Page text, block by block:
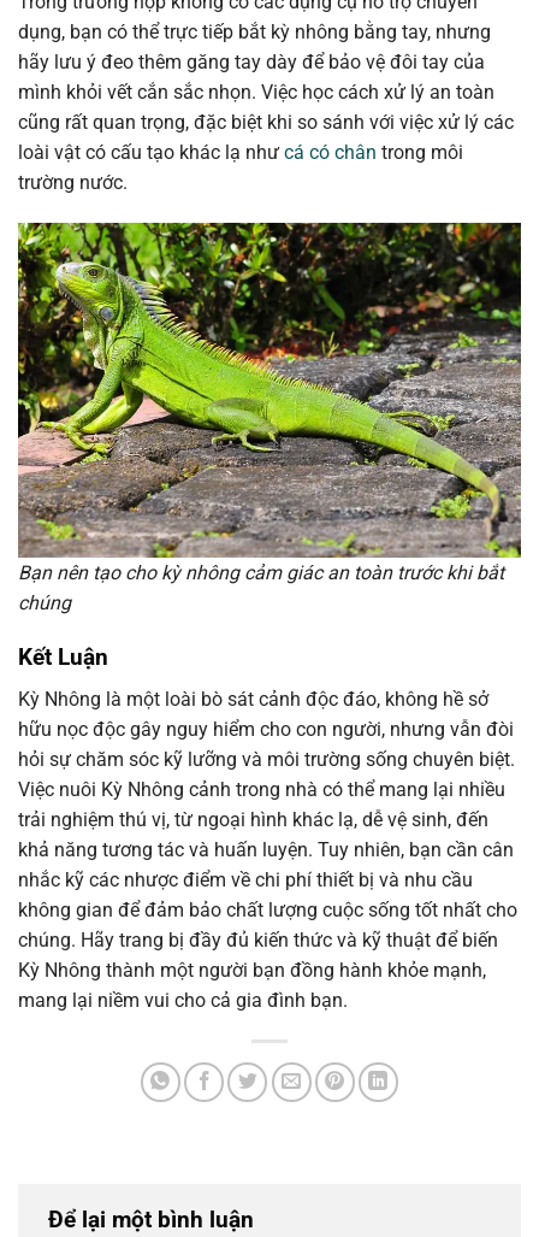
dụng, bạn có thể trực tiếp bắt kỳ nhông bằng tay, nhưng
hãy lưu ý đeo thêm găng tay dày để bảo vệ đôi tay của
mình khỏi vết cắn sắc nhọn. Việc học cách xử lý an toàn
cũng rất quan trọng, đặc biệt khi so sánh với việc xử lý các
loài vật có cấu tạo khác lạ như cá có chân trong môi
trường nước.
Bạn nên tạo cho kỳ nhông cảm giác an toàn trước khi bắt
chúng
Kết Luận
Kỳ Nhông là một loài bò sát cảnh độc đáo, không hề sở
hữu nọc độc gây nguy hiểm cho con người, nhưng vẫn đòi
hỏi sự chăm sóc kỹ lưỡng và môi trường sống chuyên biệt.
Việc nuôi Kỳ Nhông cảnh trong nhà có thể mang lại nhiều
trải nghiệm thú vị, từ ngoại hình khác lạ, dễ vệ sinh, đến
khả năng tương tác và huấn luyện. Tuy nhiên, bạn cần cân
nhắc kỹ các nhược điểm về chi phí thiết bị và nhu cầu
không gian để đảm bảo chất lượng cuộc sống tốt nhất cho
chúng. Hãy trang bị đầy đủ kiến thức và kỹ thuật để biến
Kỳ Nhông thành một người bạn đồng hành khỏe mạnh,
mang lại niềm vui cho cả gia đình bạn.
Để lại một bình luận